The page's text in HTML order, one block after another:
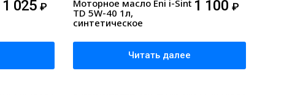
1 025₽
Моторное масло Eni i-Sint
TD 5W-40 1л,
синтетическое
1 100 ₽
Читать далее